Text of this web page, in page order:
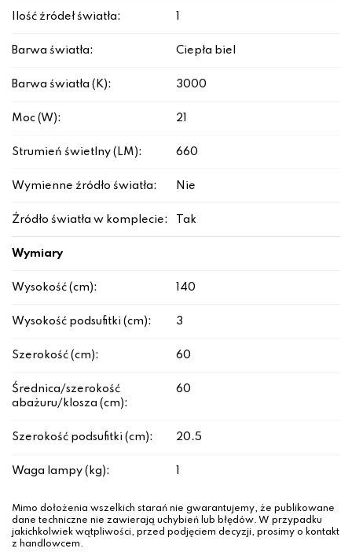
Ilość źródeł światła:
Barwa światła: Ciepła biel
Barwa światła (K): 3000
Moc (W): 21
Strumień świetlny (LM): 660
Wymienne źródło światła: Nie
Źródło światła w komplecie: Tak
Wymiary
Wysokość (cm): 140
Wysokość podsufitki (cm): 3
Szerokość (cm): 60
Średnica/szerokość
abażuru/klosza (cm):
60
Szerokość podsufitki (cm): 20.5
Waga lampy (kg):
Mimo dołożenia wszelkich starań nie gwarantujemy, że publikowane
dane techniczne nie zawierają uchybień lub błędów. W przypadku
jakichkolwiek wątpliwości, przed podjęciem decyzji, prosimy o kontakt
z handlowcem.